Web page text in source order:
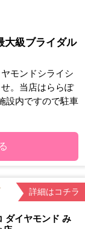
大級ブライダル
モンドシライシ
。当店はららぽ
設内ですので駐車
詳細はコチラ
ダイヤモンド み